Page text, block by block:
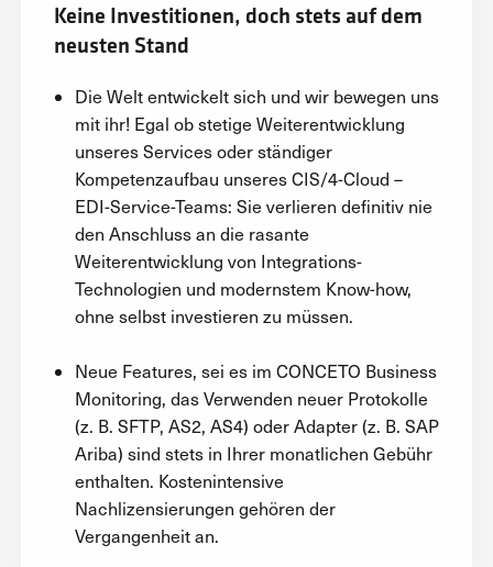
Keine Investitionen, doch stets auf dem
neusten Stand
Die Welt entwickelt sich und wir bewegen uns
mit ihr! Egal ob stetige Weiterentwicklung
unseres Services oder ständiger
Kompetenzaufbau unseres CIS/4-Cloud –
EDI-Service-Teams: Sie verlieren definitiv nie
den Anschluss an die rasante
Weiterentwicklung von Integrations-
Technologien und modernstem Know-how,
ohne selbst investieren zu müssen.
Neue Features, sei es im CONCETO Business
Monitoring, das Verwenden neuer Protokolle
(z. B. SFTP, AS2, AS4) oder Adapter (z. B. SAP
Ariba) sind stets in Ihrer monatlichen Gebühr
enthalten. Kostenintensive
Nachlizensierungen gehören der
Vergangenheit an.